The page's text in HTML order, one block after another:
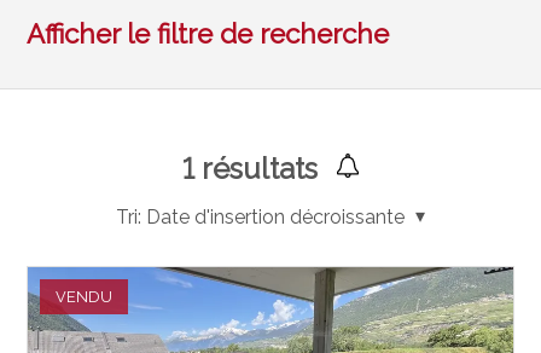
Afficher le filtre de recherche
1résultats
Tri: Date d'insertion décroissante
VENDU